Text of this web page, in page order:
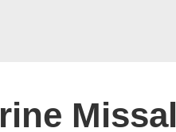
Missal